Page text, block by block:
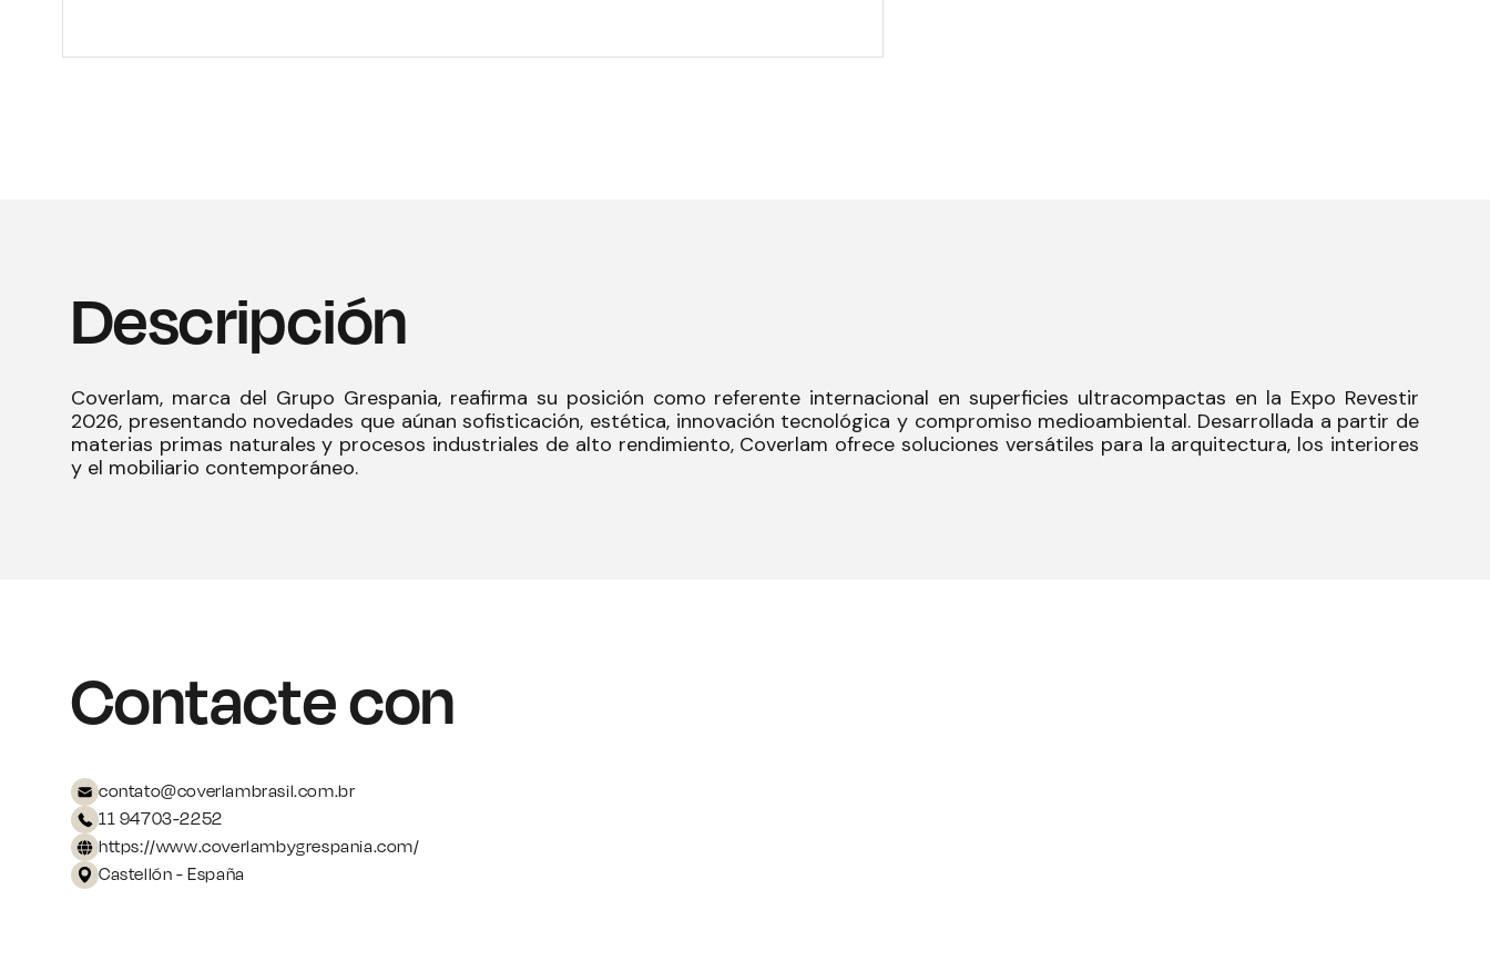
Descripción
Coverlam, marca del Grupo Grespania, reafirma su posición como referente internacional en superficies ultracompactas en la Expo Revestir
2026, presentando novedades que aúnan sofisticación, estética, innovación tecnológica y compromiso medioambiental. Desarrollada a partir de
materias primas naturales y procesos industriales de alto rendimiento, Coverlam ofrece soluciones versátiles para la arquitectura, los interiores
y el mobiliario contemporáneo.
Contacte con
contato@coverlambrasil.com.br
11 94703-2252
https://www.coverlambygrespania.com/
Castellón - España